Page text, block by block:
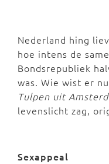
Nederland hing
hoe intens de
Bondsrepubliek
was. Wie wist er
Tulpen uit
levenslicht zag,
Sexappeal